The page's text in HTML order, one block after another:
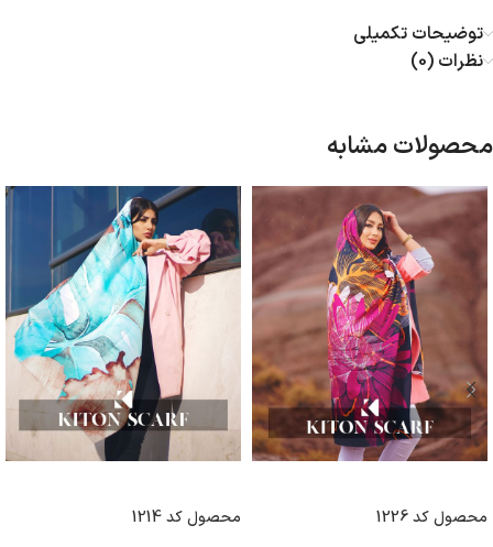
توضیحات تکمیلی
نظرات (0)
محصولات مشابه
محصول کد 1226
محصول کد 1214